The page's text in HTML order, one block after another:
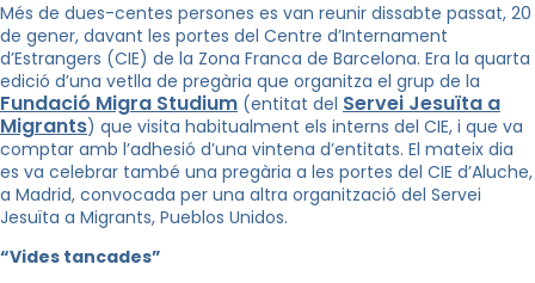
Més de dues-centes persones es van reunir dissabte passat, 20
de gener, davant les portes del Centre d’Internament
d’Estrangers (CIE) de la Zona Franca de Barcelona. Era la quarta
edició d’una vetlla de pregària que organitza el grup de la
Fundació Migra Studium (entitat del Servei Jesuïta a
Migrants) que visita habitualment els interns del CIE, i que va
comptar amb l’adhesió d’una vintena d’entitats. El mateix dia
es va celebrar també una pregària a les portes del CIE d’Aluche,
a Madrid, convocada per una altra organització del Servei
Jesuïta a Migrants, Pueblos Unidos.
“Vides tancades”